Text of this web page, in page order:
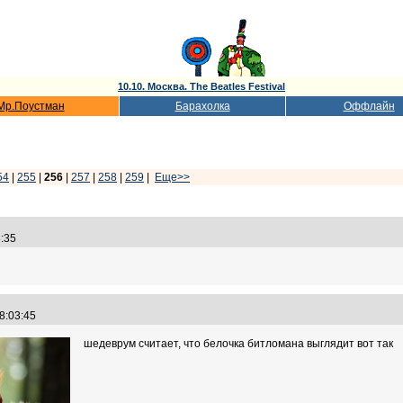
10.10. Москва. The Beatles Festival
Барахолка Оффлайн
255 256 257 258 259 Еще>>
шедеврум считает, что белочка битломана выглядит вот так